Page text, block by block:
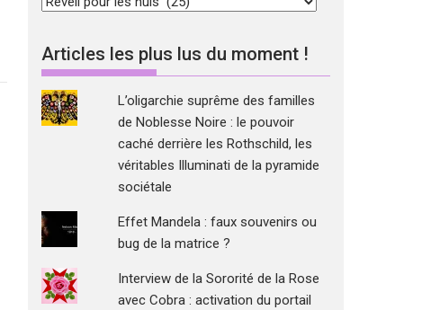
sujets
Articles les plus lus du moment !
L’oligarchie suprême des familles
de Noblesse Noire : le pouvoir
caché derrière les Rothschild, les
véritables Illuminati de la pyramide
sociétale
Effet Mandela : faux souvenirs ou
bug de la matrice ?
Interview de la Sororité de la Rose
avec Cobra : activation du portail